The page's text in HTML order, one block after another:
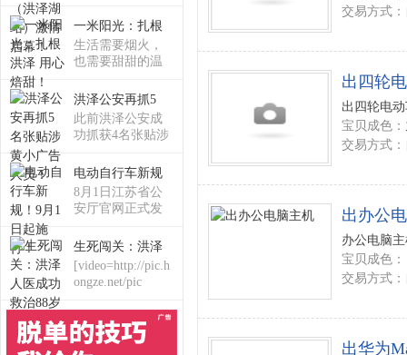
坛
一米阳光：扎根
生活需要烟火，
也需要甜甜的温
洪泽公安再抓5
此前洪泽公安成
功抓获4名张贴涉
电动自行车新规
8月1日江苏省公
安厅官网正式发
生死闯关：洪泽
[video=http://pic.h
ongze.net/pic
交易方式：
出四轮
出四轮电
宝贝成色：
交易方式：
出办公
办公电脑
宝贝成色：
交易方式：
出华为